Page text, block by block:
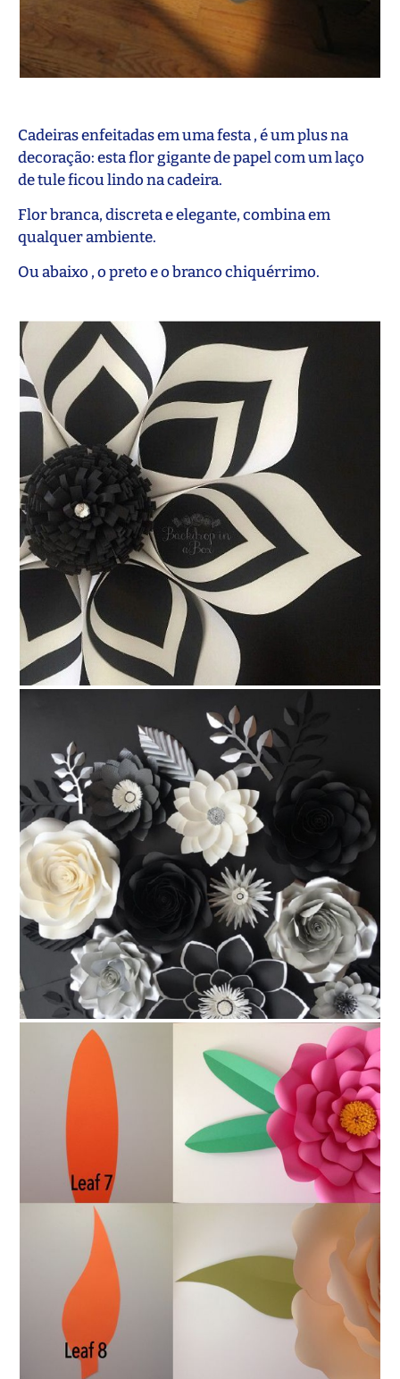
Cadeiras enfeitadas em uma festa , é um plus na
decoração: esta flor gigante de papel com um laço
de tule ficou lindo na cadeira.
Flor branca, discreta e elegante, combina em
qualquer ambiente.
Ou abaixo , o preto e o branco chiquérrimo.